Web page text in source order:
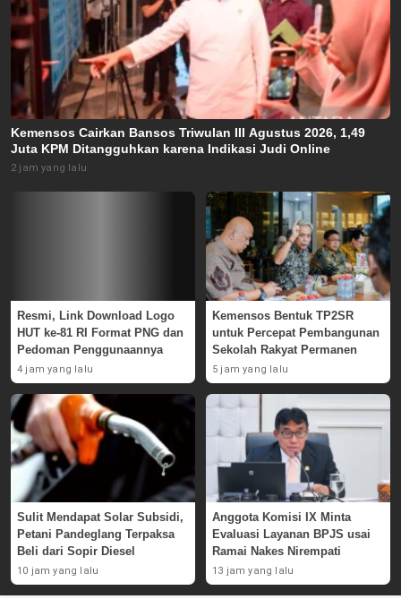
Kemensos Cairkan Bansos Triwulan III Agustus 2026, 1,49
Juta KPM Ditangguhkan karena Indikasi Judi Online
2 jam yang lalu
Resmi, Link Download Logo
HUT ke-81 RI Format PNG dan
Pedoman Penggunaannya
4 jam yang lalu
Kemensos Bentuk TP2SR
untuk Percepat Pembangunan
Sekolah Rakyat Permanen
5 jam yang lalu
Sulit Mendapat Solar Subsidi,
Petani Pandeglang Terpaksa
Beli dari Sopir Diesel
10 jam yang lalu
Anggota Komisi IX Minta
Evaluasi Layanan BPJS usai
Ramai Nakes Nirempati
13 jam yang lalu